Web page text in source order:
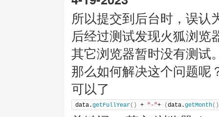
所以提交到后台时，误认
后经过测试发现火狐浏览
其它浏览器暂时没有测试
那么如何解决这个问题呢
可以了
data.getFullYear( ) + "-"+ (data.getMonth( )